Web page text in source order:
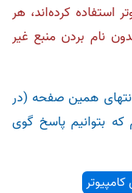
استفاده کرده‌اند، هر
نام بردن منبع غیر
همین صفحه (در
بتوانیم پاسخ گوی